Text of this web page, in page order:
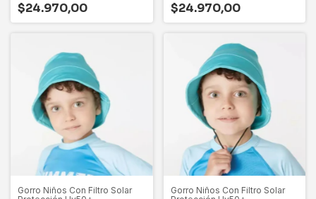
$24.970,00 $24.970,00
Gorro Niños Con Filtro Solar
Gorro Niños Con Filtro Solar